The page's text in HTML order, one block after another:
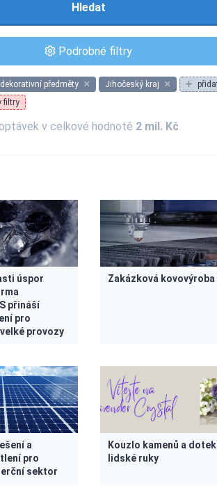
Hledat
Podrobné filtry
předměty Jihočeský kraj
filtry
v celkové hodnotě 2 mil. Kč.
úspor
přináší
pro
provozy
Zakázková kovovýroba
a
pro
sektor
Kouzlo kamenů a dotek
lidské ruky